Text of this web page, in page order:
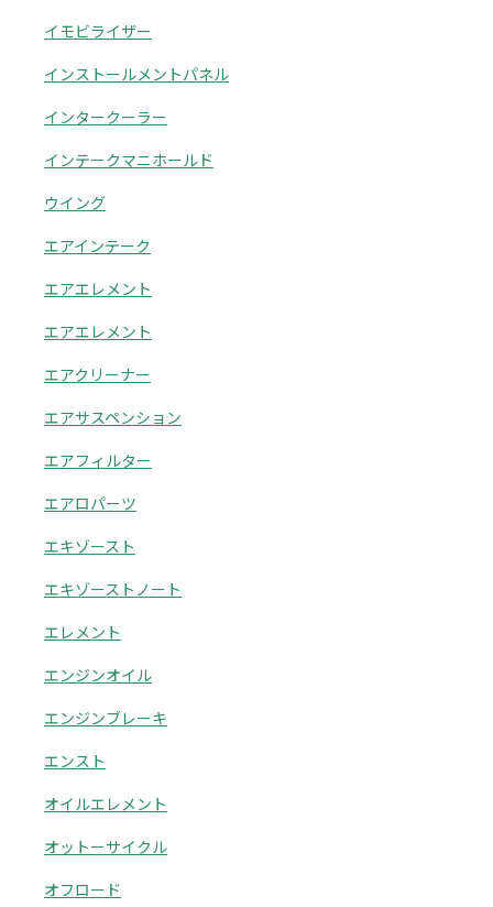
イモビライザー
インストールメントパネル
インタークーラー
インテークマニホールド
ウイング
エアインテーク
エアエレメント
エアエレメント
エアクリーナー
エアサスペンション
エアフィルター
エアロパーツ
エキゾースト
エキゾーストノート
エレメント
エンジンオイル
エンジンブレーキ
エンスト
オイルエレメント
オットーサイクル
オフロード